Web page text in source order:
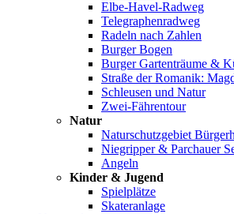
Elbe-Havel-Radweg
Telegraphenradweg
Radeln nach Zahlen
Burger Bogen
Burger Gartenträume &
Straße der Romanik:
Schleusen und Natur
Zwei-Fährentour
Natur
Naturschutzgebiet
Niegripper & Parchauer
Angeln
Kinder & Jugend
Spielplätze
Skateranlage